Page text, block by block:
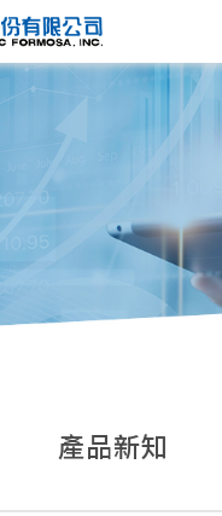
產品新知